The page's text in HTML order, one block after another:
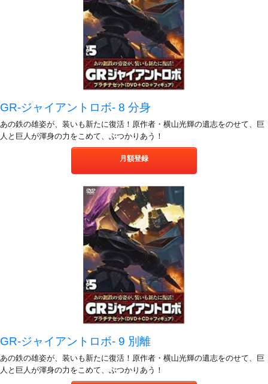
GR-ジャイアントロボ- 8 分身
あの鉄の雄姿が、装いも新たに復活！原作者・横山光輝の遺志をのせて、巨
人と巨人が渾身の力をこめて、ぶつかりあう！
月額登録
GR-ジャイアントロボ- 9 別離
あの鉄の雄姿が、装いも新たに復活！原作者・横山光輝の遺志をのせて、巨
人と巨人が渾身の力をこめて、ぶつかりあう！